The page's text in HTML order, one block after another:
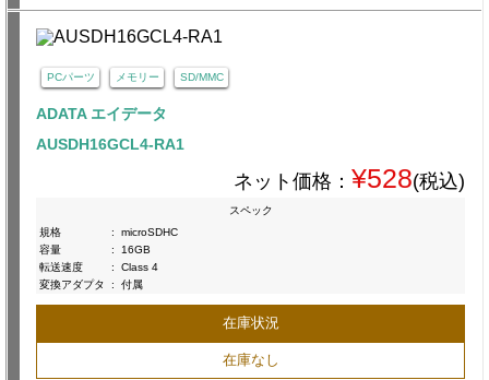
PCパーツ メモリー SD/MMC
ADATA エイデータ
AUSDH16GCL4-RA1
ネット価格： ¥528(税込)
スペック
規格
:
microSDHC
容量
:
16GB
転送速度
:
Class 4
変換アダプタ
: 付属
在庫状況
在庫なし